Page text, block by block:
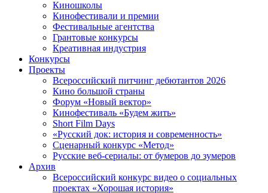
Киношколы
Кинофестивали и премии
Фестивальные агентства
Грантовые конкурсы
Креативная индустрия
Конкурсы
Проекты
Всероссийский питчинг дебютантов 2026
Кино большой страны
Форум «Новый вектор»
Кинофестиваль «Будем жить»
Short Film Days
«Русский док: история и современность»
Сценарный конкурс «Метод»
Русские веб-сериалы: от бумеров до зумеров
Архив
Всероссийский конкурс видео о социальных
проектах «Хорошая история»